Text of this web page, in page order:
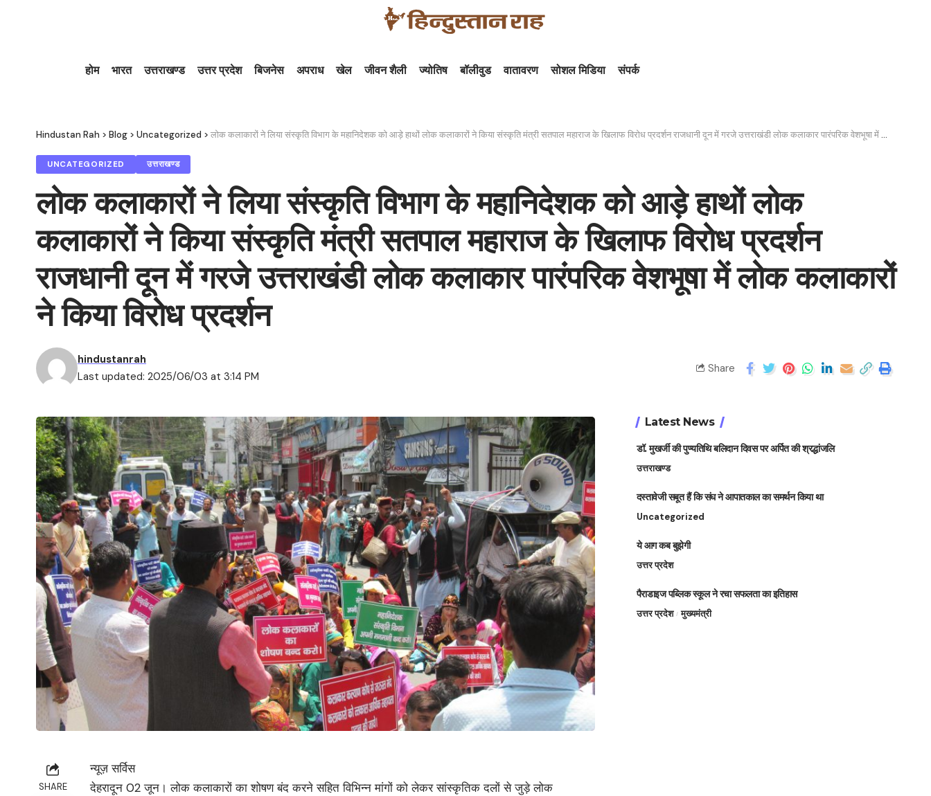
होम भारत उत्तराखण्ड उत्तर प्रदेश बिजनेस अपराध खेल जीवन शैली ज्योतिष बॉलीवुड वातावरण सोशल मिडिया संपर्क
Hindustan Rah > Blog > Uncategorized > लोक कलाकारों ने लिया संस्कृति विभाग के महानिदेशक को आड़े हाथों लोक कलाकारों ने किया संस्कृति मंत्री सतपाल महाराज के खिलाफ विरोध प्रदर्शन राजधानी दून में गरजे उत्तराखंडी लोक कलाकार पारंपरिक वेशभूषा में लोक कलाकारों ने किया विरोध प्रदर्शन
UNCATEGORIZED उत्तराखण्ड
लोक कलाकारों ने लिया संस्कृति विभाग के महानिदेशक को आड़े हाथों लोक
कलाकारों ने किया संस्कृति मंत्री सतपाल महाराज के खिलाफ विरोध प्रदर्शन
राजधानी दून में गरजे उत्तराखंडी लोक कलाकार पारंपरिक वेशभूषा में लोक कलाकारों
ने किया विरोध प्रदर्शन
Last updated: 2025/06/03 at 3:14 PM
hindustanrah
Share
SHARE
न्यूज़ सर्विस
देहरादून 02 जून। लोक कलाकारों का शोषण बंद करने सहित विभिन्न मांगों को लेकर सांस्कृतिक दलों से जुड़े लोक
Latest News
डॉ. मुखर्जी की पुण्यतिथि बलिदान दिवस पर अर्पित की श्रद्धांजलि
उत्तराखण्ड
दस्तावेजी सबूत हैं कि संघ ने आपातकाल का समर्थन किया था
Uncategorized
ये आग कब बुझेगी
उत्तर प्रदेश
पैराडाइज पब्लिक स्कूल ने रचा सफलता का इतिहास
उत्तर प्रदेश मुख्यमंत्री